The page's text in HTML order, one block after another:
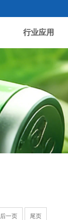
行业应用
后一页 尾页